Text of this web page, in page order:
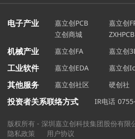
电子产业 嘉立创PCB
嘉立创
立创商城
ZXHPCB
机械产业 嘉立创FA 嘉立创
工业软件 嘉立创EDA 嘉立创
其他服务 嘉立创社区 硬创社
投资者关系联络方式 IR电话
版权所有 - 深圳嘉立创科技集团股份有限
隐私政策
用户协议